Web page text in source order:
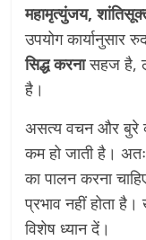
महामृत्युंजय,
उपयोग कार्यानुसार
सिद्ध करनासहज है,
है।
असत्य वचन और बुरे
कम हो जाती है।
का पालन करना
प्रभाव नहीं होता
विशेष ध्यान दें।